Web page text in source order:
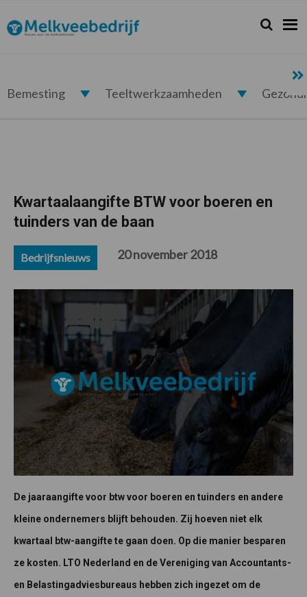
de
hoofdnavigatie
de
hoofd
de
eerste
de
voettekst
Melkveebedrijf.nl Zoeken...
Zoek
Bemesting Teeltwerkzaamheden
Kwartaalaangifte BTW voor boeren en
tuinders van de baan
Bedrijfsnieuws 20 november 2018
De jaaraangifte voor btw voor boeren en tuinders en andere
kleine ondernemers blijft behouden. Zij hoeven niet elk
kwartaal btw-aangifte te gaan doen. Op die manier besparen
ze kosten. LTO Nederland en de Vereniging van Accountants-
en Belastingadviesbureaus hebben zich ingezet om de